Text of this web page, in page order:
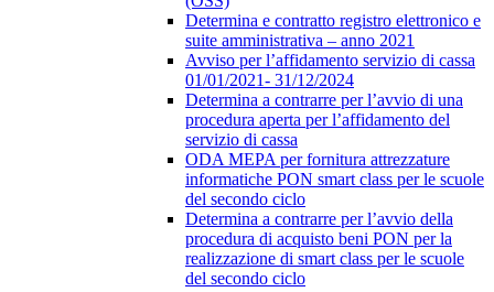
Determina e contratto registro elettronico e
suite amministrativa – anno 2021
Avviso per l’affidamento servizio di cassa
01/01/2021- 31/12/2024
Determina a contrarre per l’avvio di una
procedura aperta per l’affidamento del
servizio di cassa
ODA MEPA per fornitura attrezzature
informatiche PON smart class per le scuole
del secondo ciclo
Determina a contrarre per l’avvio della
procedura di acquisto beni PON per la
realizzazione di smart class per le scuole
del secondo ciclo